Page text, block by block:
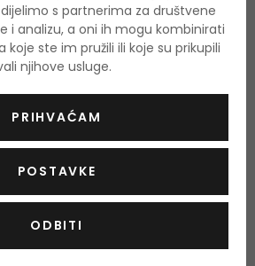
ograničavanju stvaranja i kolonizacije
aureus.
Nježno umasirajte kako biste stvorili
isperite mlakom vodom.
s partnerima za društvene
i analizu, a oni ih mogu kombinirati
ste im pružili ili koje su prikupili
njihove usluge.
PRIHVAĆAM
POSTAVKE
ODBITI